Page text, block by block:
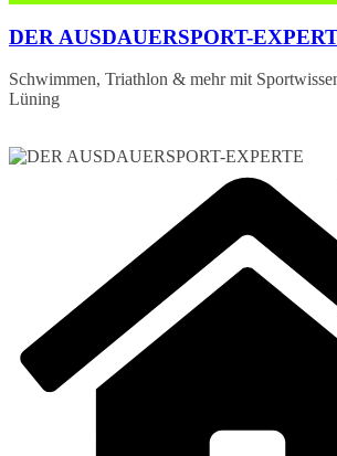
DER AUSDAUERSPORT-
Schwimmen, Triathlon & mehr mit
Lüning